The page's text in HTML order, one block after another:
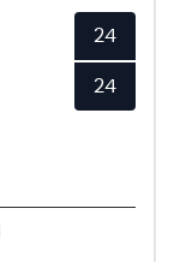
24
24